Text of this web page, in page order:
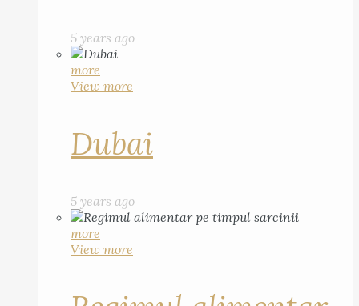
5 years ago
more
View more
Dubai
5 years ago
more
View more